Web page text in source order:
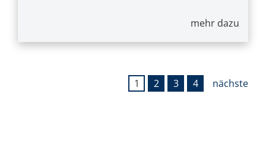
mehr dazu
1 2 3 4 nächste